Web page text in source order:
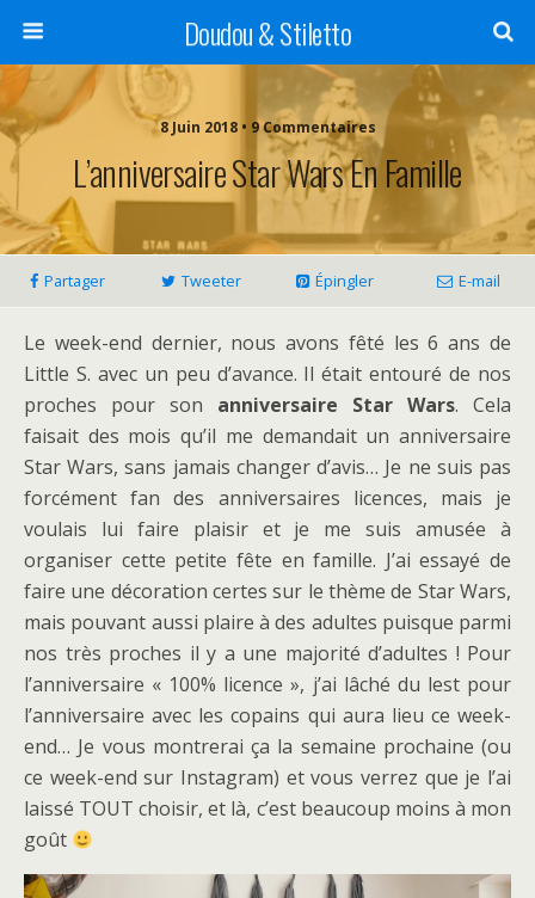
Doudou & Stiletto
8 Juin 2018 • 9 Commentaires
L’anniversaire Star Wars En Famille
Partager Tweeter Épingler E-mail
Le week-end dernier, nous avons fêté les 6 ans de
Little S. avec un peu d’avance. Il était entouré de nos
proches pour son anniversaire Star Wars. Cela
faisait des mois qu’il me demandait un anniversaire
Star Wars, sans jamais changer d’avis… Je ne suis pas
forcément fan des anniversaires licences, mais je
voulais lui faire plaisir et je me suis amusée à
organiser cette petite fête en famille. J’ai essayé de
faire une décoration certes sur le thème de Star Wars,
mais pouvant aussi plaire à des adultes puisque parmi
nos très proches il y a une majorité d’adultes ! Pour
l’anniversaire « 100% licence », j’ai lâché du lest pour
l’anniversaire avec les copains qui aura lieu ce week-
end… Je vous montrerai ça la semaine prochaine (ou
ce week-end sur Instagram) et vous verrez que je l’ai
laissé TOUT choisir, et là, c’est beaucoup moins à mon
goût